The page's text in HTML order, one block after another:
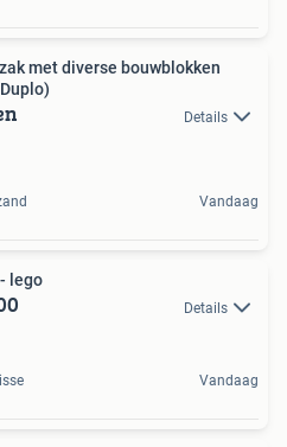
met diverse bouwblokken
Details
Vandaag
lego
Details
Vandaag